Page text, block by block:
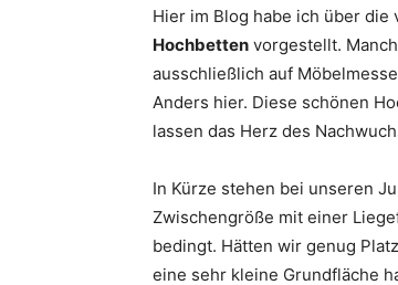
Hier im Blog habe ich über
Hochbetten vorgestellt.
ausschließlich auf
Anders hier. Diese schönen
lassen das Herz des
In Kürze stehen bei unseren
Zwischengröße mit einer
bedingt. Hätten wir genug
eine sehr kleine Grundfläche